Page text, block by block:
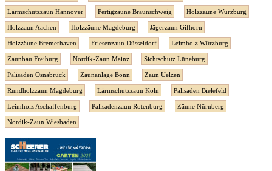
Lärmschutzzaun Hannover Fertigzäune Braunschweig Holzzäune Würzburg
Holzzaun Aachen Holzzäune Magdeburg Jägerzaun Gifhorn
Holzzäune Bremerhaven Friesenzaun Düsseldorf Leimholz Würzburg
Zaunbau Freiburg Nordik-Zaun Mainz Sichtschutz Lüneburg
Palisaden Osnabrück Zaunanlage Bonn Zaun Uelzen
Rundholzzaun Magdeburg Lärmschutzzaun Köln Palisaden Bielefeld
Leimholz Aschaffenburg Palisadenzaun Rotenburg Zäune Nürnberg
Nordik-Zaun Wiesbaden